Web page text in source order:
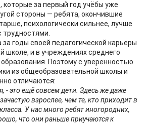
которые за первый год учёбы уже
стороны — ребята, окончившие
психологически сильнее, лучше
трудностями.
годы своей педагогической карьеры
школе, и в учреждениях среднего
Поэтому с уверенностью
из общеобразовательной школы и
отличаются:
- это ещё совсем дети. Здесь же даже
взрослее, чем те, кто приходит в
У нас много ребят иногородних,
что они раньше приучаются к